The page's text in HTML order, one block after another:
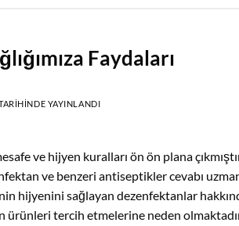
Faydaları
YAYINLANDI
ve hijyen kuralları ön ön plana
ve benzeri antiseptikler cevabı
hijyenini sağlayan dezenfektanlar
ürünleri tercih etmelerine neden